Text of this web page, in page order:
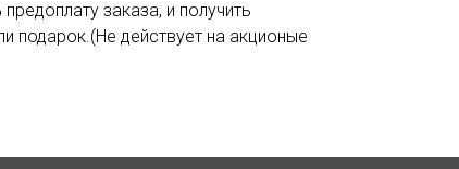
заказа, и получить
подарок.(Не действует на акционые